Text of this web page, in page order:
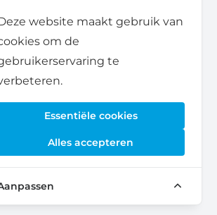
website maakt gebruik van
om de
te
Essentiële cookies
Alles accepteren
Blogs